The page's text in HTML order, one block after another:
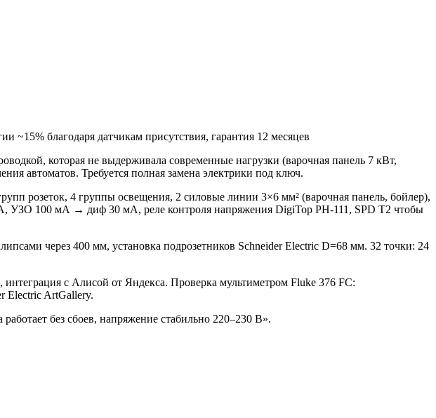
~15% благодаря датчикам присутствия, гарантия 12 месяцев
которая не выдерживала современные нагрузки (варочная панель 7 кВт,
автоматов. Требуется полная замена электрики под ключ.
розеток, 4 группы освещения, 2 силовые линии 3×6 мм² (варочная панель, бойлер),
УЗО 100 мА → диф 30 мА, реле контроля напряжения DigiTop РН-111, SPD T2 чтобы
через 400 мм, установка подрозетников Schneider Electric D=68 мм. 32 точки: 24
с Алисой от Яндекса. Проверка мультиметром Fluke 376 FC:
Electric ArtGallery.
без сбоев, напряжение стабильно 220–230 В».